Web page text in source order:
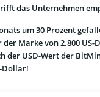
das Unternehmen
um 30 Prozent
Marke von 2.800 US-
der USD-Wert der
Dollar!